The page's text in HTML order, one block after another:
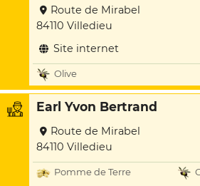
Route de Mirabel
84110 Villedieu
Site internet
Olive
Earl Yvon Bertrand
Route de Mirabel
84110 Villedieu
Pomme de Terre